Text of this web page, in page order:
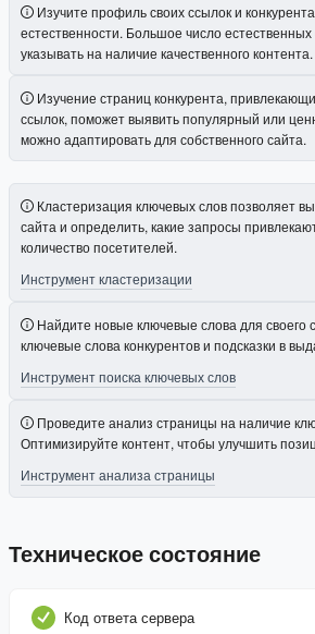
Изучите профиль своих ссылок и
естественности. Большое число
указывать на наличие качественного контента.
Изучение страниц конкурента,
ссылок, поможет выявить популярный или
можно адаптировать для собственного сайта.
Кластеризация ключевых слов позволяет
сайта и определить, какие запросы
количество посетителей.
Инструмент кластеризации
Найдите новые ключевые слова для своего
ключевые слова конкурентов и подсказки в
Инструмент поиска ключевых слов
Проведите анализ страницы на наличие
Оптимизируйте контент, чтобы улучшить
Инструмент анализа страницы
Техническое состояние
Код ответа сервера